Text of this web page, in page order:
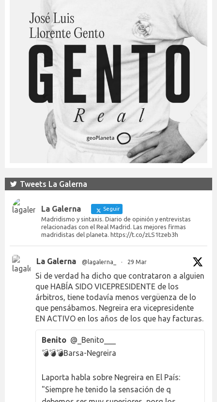
Tweets La Galerna
La Galerna Seguir
Madridismo y sintaxis. Diario de opinión y entrevistas
relacionadas con el Real Madrid. Las mejores firmas
madridistas del planeta. https://t.co/zLS1tzeb3h
La Galerna @lagalerna_ · 29 Mar
Si de verdad ha dicho que contrataron a alguien
que HABÍA SIDO VICEPRESIDENTE de los
árbitros, tiene todavía menos vergüenza de lo
que pensábamos. Negreira era vicepresidente
EN ACTIVO en los años de los que hay facturas.
Benito @_Benito___
💣💣💣Barsa-Negreira
Laporta habla sobre Negreira en El País:
"Siempre he tenido la sensación de q